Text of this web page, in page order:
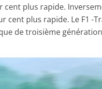
cent plus rapide.
cent plus rapide. Le F1 -
de troisième